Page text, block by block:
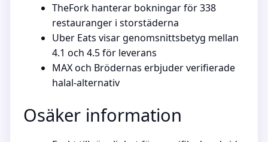
TheFork hanterar bokningar för 338
restauranger i storstäderna
Uber Eats visar genomsnittsbetyg mellan
4.1 och 4.5 för leverans
MAX och Brödernas erbjuder verifierade
halal-alternativ
Osäker information